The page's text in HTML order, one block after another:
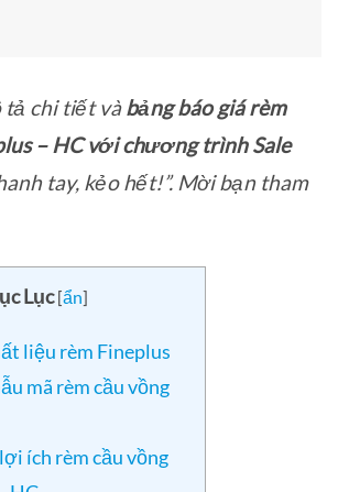
tả chi tiết vàbảng báo giá rèm
– HC với chương trình Sale
tay, kẻo hết!”. Mời bạn tham
Lục [ẩn]
liệu rèm Fineplus
mã rèm cầu vồng
ích rèm cầu vồng